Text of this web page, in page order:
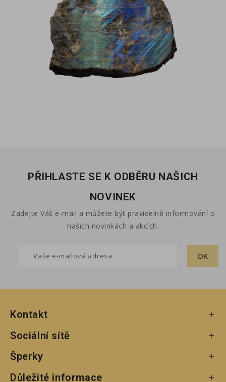
PŘIHLASTE SE K ODBĚRU NAŠICH
NOVINEK
Zadejte Váš e-mail a můžete být pravidelně informování o
našich novinkách a akcích.
Kontakt 
Sociální sítě 
Šperky 
Důležité informace 